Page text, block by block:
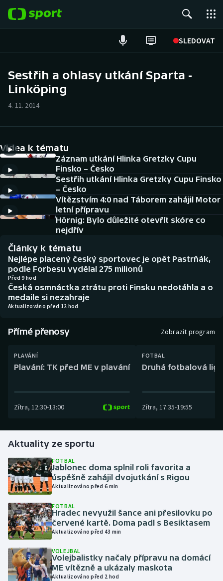
SLEDOVAT
Hokej
Cyklistika
DALŠÍ SPORTY
Americký fotbal
Baseball a softbal
Basketbal
Biatlon
Boby a skeleton
Box
Curling
Golf
Gymnastika
Házená
Jezdectví
Judo
Krasobruslení
NEPŘEHLÉDNĚTE
Historické návraty
Aplikace ČT sport
AZ kvíz
Sestřih a ohlasy utkání Sparta -
Linköping
4. 11. 2014
Videa k tématu
Záznam utkání Hlinka Gretzky Cupu
Finsko – Česko
Sestřih utkání Hlinka Gretzky Cupu Finsko
– Česko
Vítězstvím 4:0 nad Táborem zahájil Motor
letní přípravu
Hörnig: Bylo důležité otevřít skóre co
nejdřív
Články k tématu
Nejlépe placený český sportovec je opět Pastrňák,
podle Forbesu vydělal 275 milionů
Před 9 hod
Česká osmnáctka ztrátu proti Finsku nedotáhla a o
medaile si nezahraje
Aktualizováno před 12 hod
Přímé přenosy Zobrazit program
PLAVÁNÍ
Plavání: TK před ME v plavání
Zítra, 12:30-13:00
FOTBAL
Druhá fotbalová
Zítra, 17:35-19:55
Aktuality ze sportu
FOTBAL
Jablonec doma splnil roli favorita a
úspěšně zahájil dvojutkání s Rigou
Aktualizováno před 6 min
FOTBAL
Hradec nevyužil šance ani přesilovku po
červené kartě. Doma padl s Besiktasem
Aktualizováno před 43 min
VOLEJBAL
Volejbalistky načaly přípravu na domácí
ME vítězně a ukázaly maskota
Aktualizováno před 2 hod